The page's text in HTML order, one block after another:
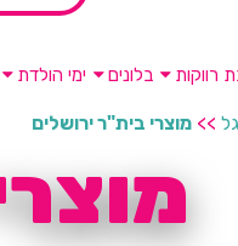
רווקות בלונים ימי הולדת
>> מוצרי בית"ר ירושלים